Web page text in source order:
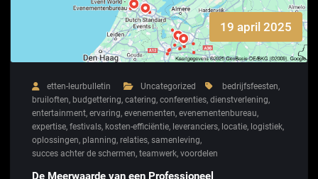
19 april 2025
etten-leurbulletin Uncategorized bedrijfsfeesten,
bruiloften, budgettering, catering, conferenties, dienstverlening,
entertainment, ervaring, evenementen, evenementenbureau,
expertise, festivals, kosten-efficiëntie, leveranciers, locatie, logistiek,
oplossingen, planning, relaties, samenleving,
succes achter de schermen, teamwerk, voordelen
De Meerwaarde van een Professioneel